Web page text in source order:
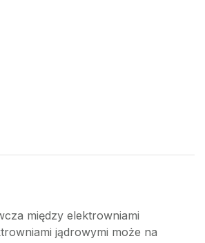
między elektrowniami
jądrowymi może na